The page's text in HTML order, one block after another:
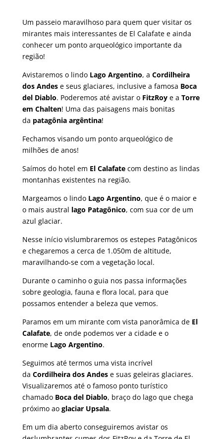
Um passeio maravilhoso para quem quer visitar os
mirantes mais interessantes de El Calafate e ainda
conhecer um ponto arqueológico importante da
região!
Avistaremos o lindo Lago Argentino, a Cordilheira
dos Andese seus glaciares, inclusive a famosa Boca
del Diablo. Poderemos até avistar o FitzRoye a Torre
em Chalten! Uma das paisagens mais bonitas
da patagônia argêntina!
Fechamos visando um ponto arqueológico de
milhões de anos!
Saímos do hotel em El Calafatecom destino as lindas
montanhas existentes na região.
Margeamos o lindo Lago Argentino, que é o maior e
o mais austral lago Patagônico, com sua cor de um
azul glaciar.
Nesse início vislumbraremos os estepes Patagônicos
e chegaremos a cerca de 1.050m de altitude,
maravilhando-se com a vegetação local.
Durante o caminho o guia nos passa informações
sobre geologia, fauna e flora local, para que
possamos entender a beleza que vemos.
Paramos em um mirante com vista panorâmica de El
Calafate, de onde podemos ver a cidade e o
enorme Lago Argentino.
Seguimos até termos uma vista incrível
da Cordilheira dos Andese suas geleiras glaciares.
Visualizaremos até o famoso ponto turístico
chamado Boca del Diablo, braço do lago que chega
próximo ao glaciar Upsala.
Em um dia aberto conseguiremos avistar os